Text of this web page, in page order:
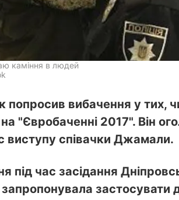
каміння в людей
попросив вибачення у тих,
"Євробаченні 2017". Він
виступу співачки Джамали.
під час засідання
застосувати